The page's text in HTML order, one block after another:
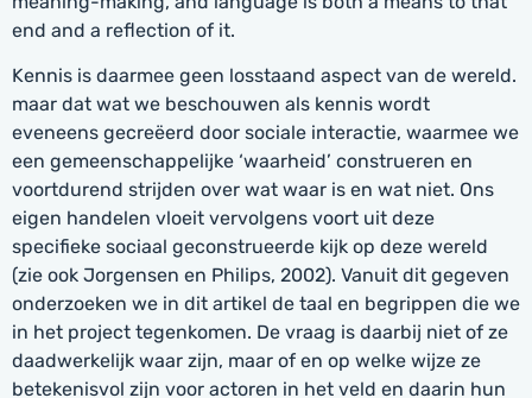
end and a reflection of it.
Kennis is daarmee geen losstaand aspect van de wereld.
maar dat wat we beschouwen als kennis wordt
eveneens gecreëerd door sociale interactie, waarmee we
een gemeenschappelijke ‘waarheid’ construeren en
voortdurend strijden over wat waar is en wat niet. Ons
eigen handelen vloeit vervolgens voort uit deze
specifieke sociaal geconstrueerde kijk op deze wereld
(zie ook Jorgensen en Philips, 2002). Vanuit dit gegeven
onderzoeken we in dit artikel de taal en begrippen die we
in het project tegenkomen. De vraag is daarbij niet of ze
daadwerkelijk waar zijn, maar of en op welke wijze ze
betekenisvol zijn voor actoren in het veld en daarin hun